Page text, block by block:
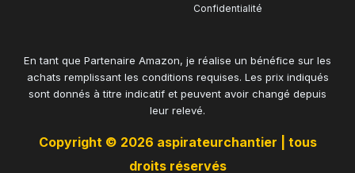
Confidentialité
En tant que Partenaire Amazon, je réalise un bénéfice sur les
achats remplissant les conditions requises. Les prix indiqués
sont donnés à titre indicatif et peuvent avoir changé depuis
leur relevé.
copyright © 2026 aspirateurchantier | tous
droits réservés